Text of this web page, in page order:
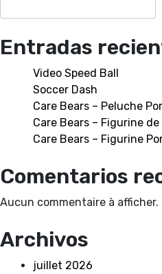
Entradas
Video Speed Ball
Soccer Dash
Care Bears – Peluche
Care Bears – Figurine de
Care Bears – Figurine
Comentarios
Aucun commentaire à afficher.
Archivos
juillet 2026